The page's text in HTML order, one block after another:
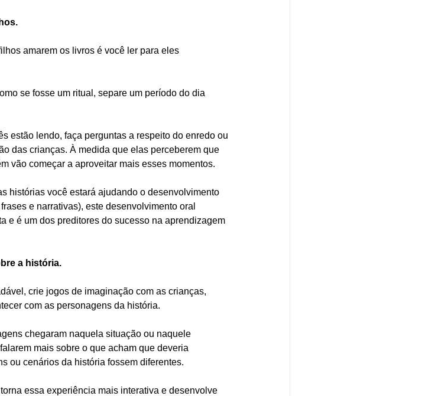
amarem os livros é você ler para eles
se fosse um ritual, separe um período do dia
estão lendo, faça perguntas a respeito do enredo ou
das crianças. À medida que elas perceberem que
vão começar a aproveitar mais esses momentos.
histórias você estará ajudando o desenvolvimento
e narrativas), este desenvolvimento oral
e é um dos preditores do sucesso na aprendizagem
a história.
crie jogos de imaginação com as crianças,
com as personagens da história.
chegaram naquela situação ou naquele
mais sobre o que acham que deveria
ou cenários da história fossem diferentes.
essa experiência mais interativa e desenvolve